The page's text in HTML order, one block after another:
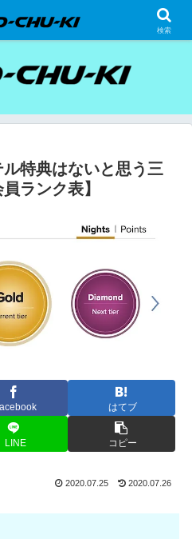
安宿泊研究、宿泊記
特典はないと思う三
ランク表】
はてブ
LINE コピー
2020.07.25 2020.07.26
検索